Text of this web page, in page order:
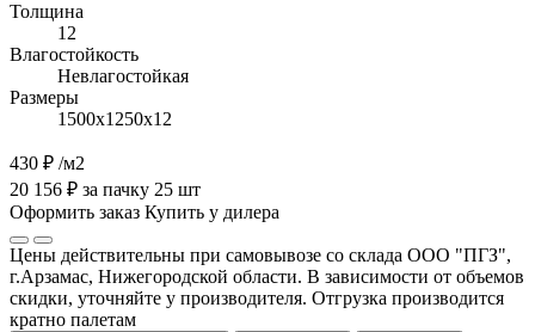
Толщина
12
Влагостойкость
Невлагостойкая
Размеры
1500х1250х12
430 ₽ /м2
20 156 ₽ за пачку 25 шт
Оформить заказ Купить у дилера
Цены действительны при самовывозе со склада ООО "ПГЗ",
г.Арзамас, Нижегородской области. В зависимости от объемов
скидки, уточняйте у производителя. Отгрузка производится
кратно палетам